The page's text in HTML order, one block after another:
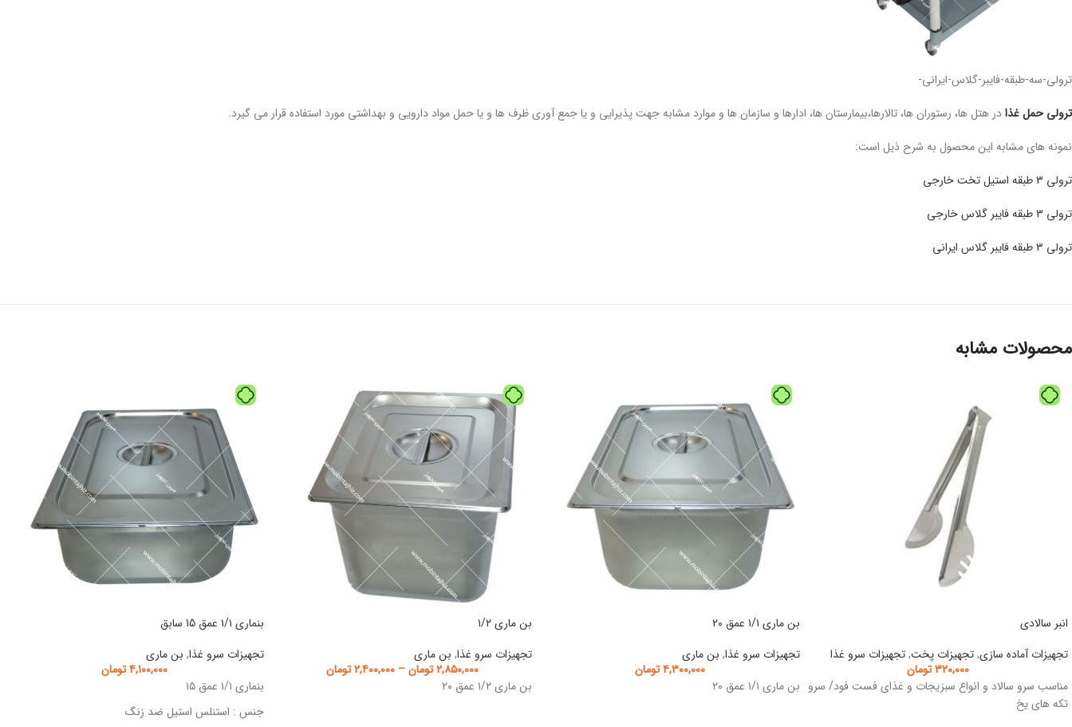
ترولی-سه-طبقه-فایبر-گلاس-ایرانی-
ترولی حمل غذادر هتل ها، رستوران ها، تالارها،بیمارستان ها، ادارها و سازمان ها و موارد مشابه جهت پذیرایی و یا جمع آوری ظرف ها و یا حمل مواد دارویی و بهداشتی مورد استفاده قرار می گیرد.
نمونه های مشابه این محصول به شرح ذیل است:
ترولی ۳ طبقه استیل تخت خارجی
ترولی ۳ طبقه فایبر گلاس خارجی
ترولی ۳ طبقه فایبر گلاس ایرانی
محصولات مشابه
انبر سالادی
تجهیزات آماده سازی,تجهیزات پخت,تجهیزات سرو غذا
۳۲۰,۰۰۰تومان
مناسب سرو سالاد و انواع سبزیجات و غذای فست فود/ سرو
تکه های یخ
بن ماری ۱/۱ عمق ۲۰
تجهیزات سرو غذا, بن ماری
۴,۳۰۰,۰۰۰تومان
بن ماری ۱/۱ عمق ۲۰
بن ماری ۱/۲
تجهیزات سرو غذا, بن ماری
۲,۸۵۰,۰۰۰ تومان – ۲,۴۰۰,۰۰۰ تومان
بن ماری ۱/۲ عمق ۲۰
بنماری ۱/۱ عمق 15 سابق
تجهیزات سرو غذا, بن ماری
۴,۱۰۰,۰۰۰ تومان
بنماری ۱/۱ عمق ۱۵
جنس : استنلس استیل ضد زنگ